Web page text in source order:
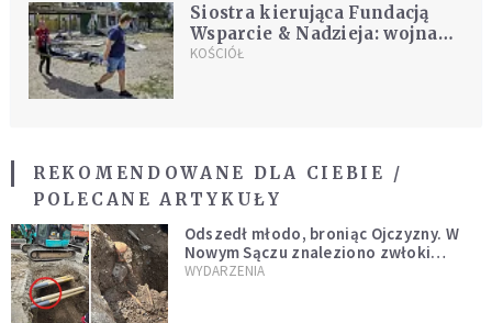
Siostra kierująca Fundacją
Wsparcie & Nadzieja: wojna
na Ukrainie to walka dobra ze
KOŚCIÓŁ
REKOMENDOWANE DLA CIEBIE /
POLECANE ARTYKUŁY
Odszedł młodo, broniąc Ojczyzny. W
Nowym Sączu znaleziono zwłoki
mężczyzny z czasów potopu
WYDARZENIA